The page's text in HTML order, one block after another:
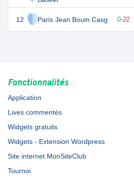
12 Paris Jean Bouin Casg
22 22 0-22
Fonctionnalités
Application
Lives commentés
Widgets gratuits
Widgets - Extension Wordpress
Site internet MonSiteClub
Tournoi